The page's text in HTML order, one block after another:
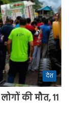
देश
की मौत, 11